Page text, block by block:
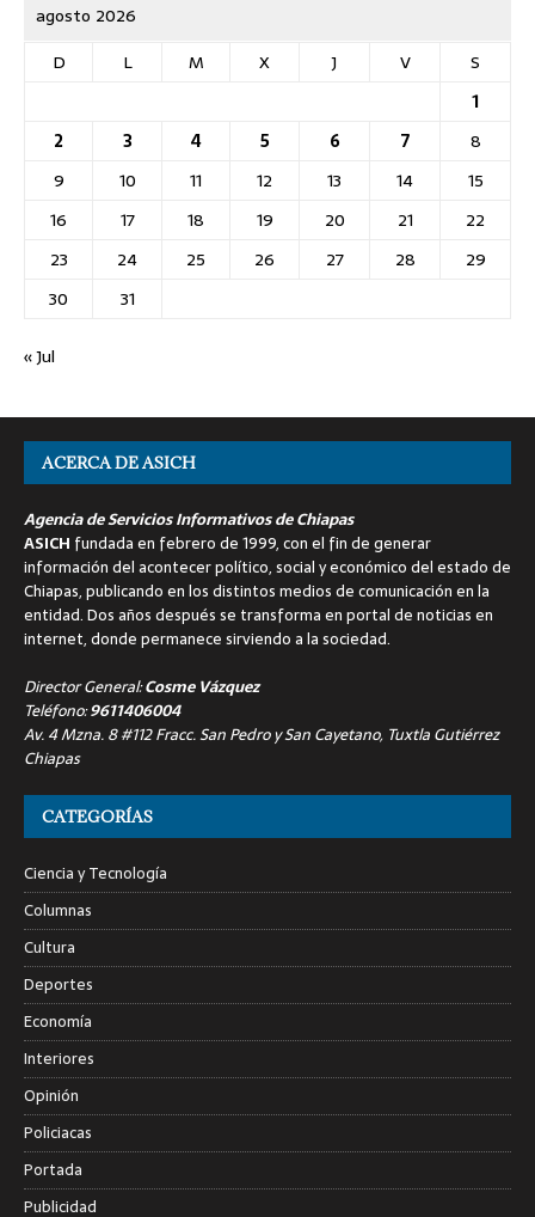
agosto 2026
D
L M X J V
S
1
2
3 4 5 6 7
8
9
10 11 12 13 14
15
16
17 18 19 20 21
22
23
24 25 26 27 28
29
30
31
« Jul
ACERCA DE ASICH
Agencia de Servicios Informativos de Chiapas
ASICH fundada en febrero de 1999, con el fin de generar
información del acontecer político, social y económico del estado de
Chiapas, publicando en los distintos medios de comunicación en la
entidad. Dos años después se transforma en portal de noticias en
internet, donde permanece sirviendo a la sociedad.
Director General:Cosme Vázquez
Teléfono:9611406004
Av. 4 Mzna. 8 #112 Fracc. San Pedro y San Cayetano, Tuxtla Gutiérrez
Chiapas
CATEGORÍAS
Ciencia y Tecnología
Columnas
Cultura
Deportes
Economía
Interiores
Opinión
Policiacas
Portada
Publicidad